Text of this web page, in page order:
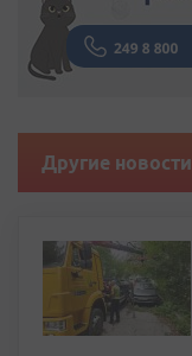
Другие новости